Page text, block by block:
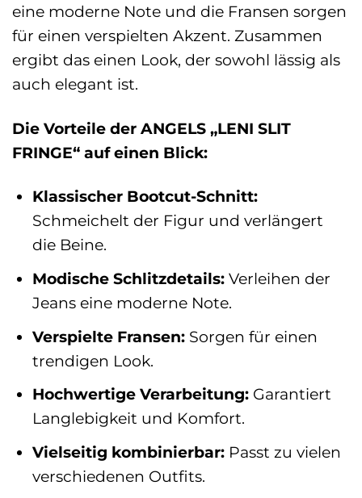
eine moderne Note und die Fransen sorgen
für einen verspielten Akzent. Zusammen
ergibt das einen Look, der sowohl lässig als
auch elegant ist.
Die Vorteile der ANGELS „LENI SLIT
FRINGE“ auf einen Blick:
Klassischer Bootcut-Schnitt:
Schmeichelt der Figur und verlängert
die Beine.
Modische Schlitzdetails:Verleihen der
Jeans eine moderne Note.
Verspielte Fransen:Sorgen für einen
trendigen Look.
Hochwertige Verarbeitung:Garantiert
Langlebigkeit und Komfort.
Vielseitig kombinierbar:Passt zu vielen
verschiedenen Outfits.